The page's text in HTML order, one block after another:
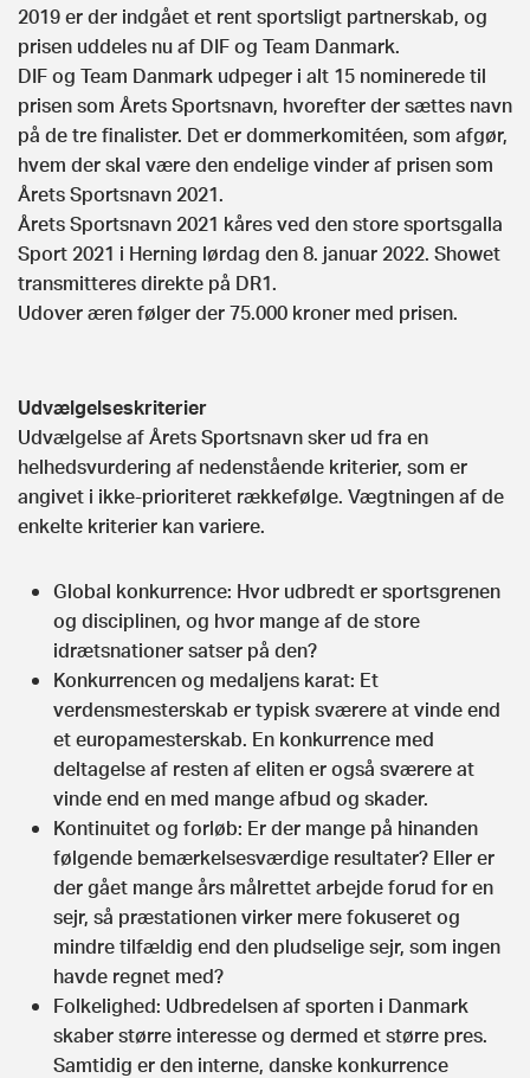
2019 er der indgået et rent sportsligt partnerskab, og
prisen uddeles nu af DIF og Team Danmark.
DIF og Team Danmark udpeger i alt 15 nominerede til
prisen som Årets Sportsnavn, hvorefter der sættes navn
på de tre finalister. Det er dommerkomitéen, som afgør,
hvem der skal være den endelige vinder af prisen som
Årets Sportsnavn 2021.
Årets Sportsnavn 2021 kåres ved den store sportsgalla
Sport 2021 i Herning lørdag den 8. januar 2022. Showet
transmitteres direkte på DR1.
Udover æren følger der 75.000 kroner med prisen.
Udvælgelseskriterier
Udvælgelse af Årets Sportsnavn sker ud fra en
helhedsvurdering af nedenstående kriterier, som er
angivet i ikke-prioriteret rækkefølge. Vægtningen af de
enkelte kriterier kan variere.
Global konkurrence: Hvor udbredt er sportsgrenen
og disciplinen, og hvor mange af de store
idrætsnationer satser på den?
Konkurrencen og medaljens karat: Et
verdensmesterskab er typisk sværere at vinde end
et europamesterskab. En konkurrence med
deltagelse af resten af eliten er også sværere at
vinde end en med mange afbud og skader.
Kontinuitet og forløb: Er der mange på hinanden
følgende bemærkelsesværdige resultater? Eller er
der gået mange års målrettet arbejde forud for en
sejr, så præstationen virker mere fokuseret og
mindre tilfældig end den pludselige sejr, som ingen
havde regnet med?
Folkelighed: Udbredelsen af sporten i Danmark
skaber større interesse og dermed et større pres.
Samtidig er den interne, danske konkurrence